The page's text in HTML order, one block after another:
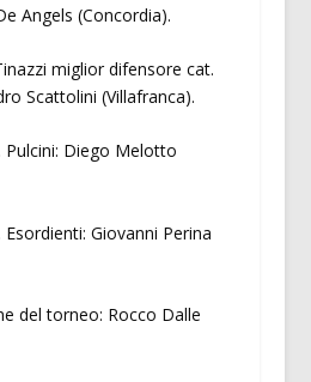
Angels (Concordia).
miglior difensore cat.
Scattolini (Villafranca).
Diego Melotto
Giovanni Perina
del torneo: Rocco Dalle